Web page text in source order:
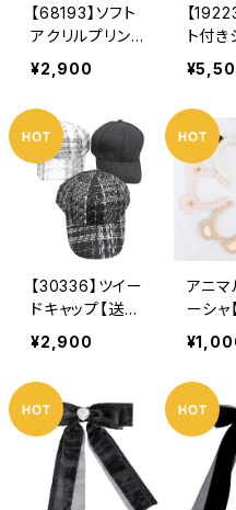
【68193】ソフト
アクリルプリント
刺繍ストール【送
料無料】リーフプ
リント 葉っぱ
柄 リーフ柄
UV対策 冷房
対策 花柄 プ
リント柄 リー
フ ナチュラ
ル 大人 かわ
いい stole
¥2,900
【
ト付き
バッグ
料】ハ
グ 無
グ
綿混
皮革
ュ ブ
【30336】ツイー
ドキャップ【送料
無料】帽子 秋
冬 ツイード素
材 ブラック
ホワイト
¥2,900
アニマ
ーシャ
料】イ
ロウ
スマ
ィー
どなど